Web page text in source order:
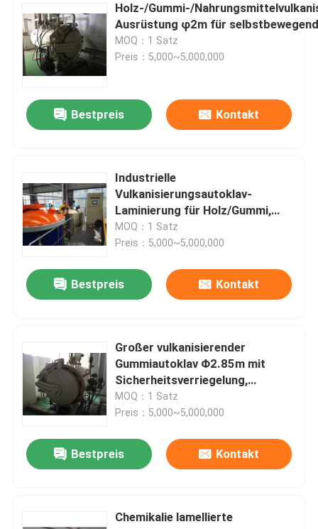
Qualitätskontrolle
Kontakt mit uns
Neuigkeiten
AAC-Autoklav
zusammengesetzter Autoklav
Vulkanisierungsautoklav
Konkreter Autoklav
Holz Autoklaven
Kohlenstoff-Faser-Produkte
Holz-/Gummi-/
Ausrüstung φ2m für
MOQ：1 Satz
Preis：5,000~5,000,000
Bestpreis Kontakt
Industrielle
Vulkanisierungsautoklav-
Laminierung für Holz/Gummi,
leicht
MOQ：1 Satz
Preis：5,000~5,000,000
Bestpreis Kontakt
Großer vulkanisierender
Gummiautoklav Φ2.85m mit
Sicherheitsverriegelung,
Steuerung
MOQ：1 Satz
Preis：5,000~5,000,000
Bestpreis Kontakt
Chemikalie lamellierte